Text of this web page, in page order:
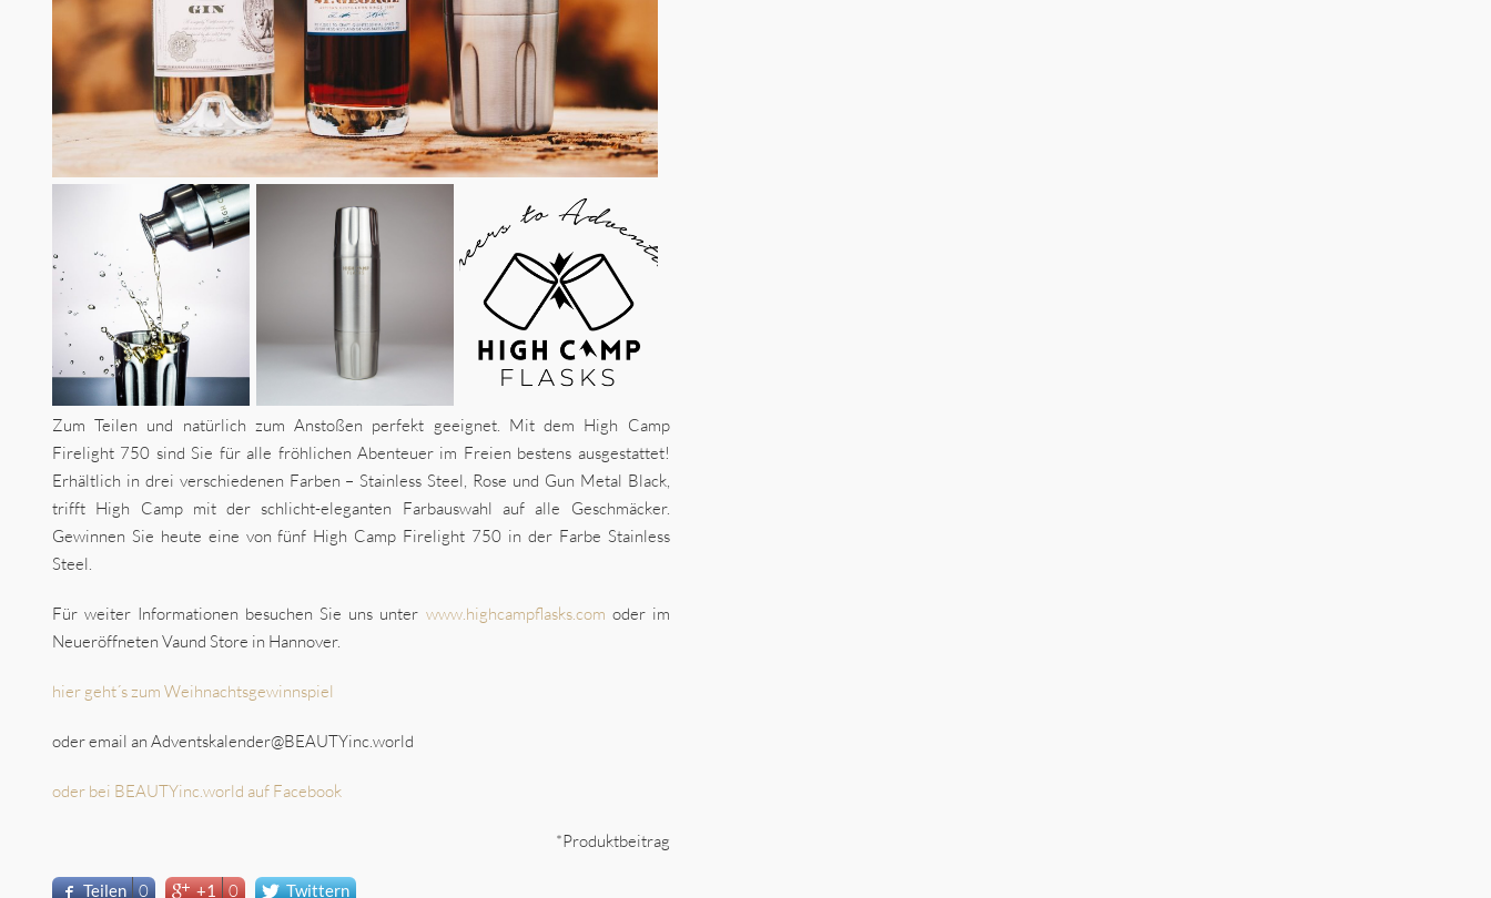
Zum Teilen und natürlich zum Anstoßen perfekt geeignet. Mit dem High Camp
Firelight 750 sind Sie für alle fröhlichen Abenteuer im Freien bestens ausgestattet!
Erhältlich in drei verschiedenen Farben – Stainless Steel, Rose und Gun Metal Black,
trifft High Camp mit der schlicht-eleganten Farbauswahl auf alle Geschmäcker.
Gewinnen Sie heute eine von fünf High Camp Firelight 750 in der Farbe Stainless
Steel.
Für weiter Informationen besuchen Sie uns unter www.highcampflasks.com oder im
Neueröffneten Vaund Store in Hannover.
hier geht´s zum Weihnachtsgewinnspiel
oder email an Adventskalender@BEAUTYinc.world
oder bei BEAUTYinc.world auf Facebook
*Produktbeitrag
Teilen 0 +1 0 Twittern